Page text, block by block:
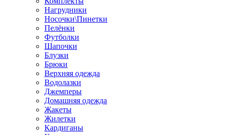
Нагрудники
Носочки\Пинетки
Пелёнки
Футболки
Шапочки
Блузки
Брюки
Верхняя одежда
Водолазки
Джемперы
Домашняя одежда
Жакеты
Жилетки
Кардиганы